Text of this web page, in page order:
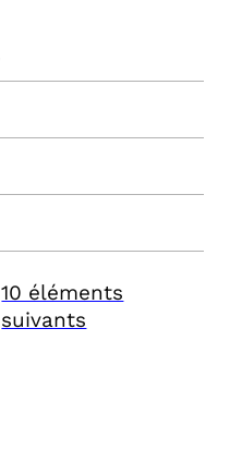
10 éléments
suivants